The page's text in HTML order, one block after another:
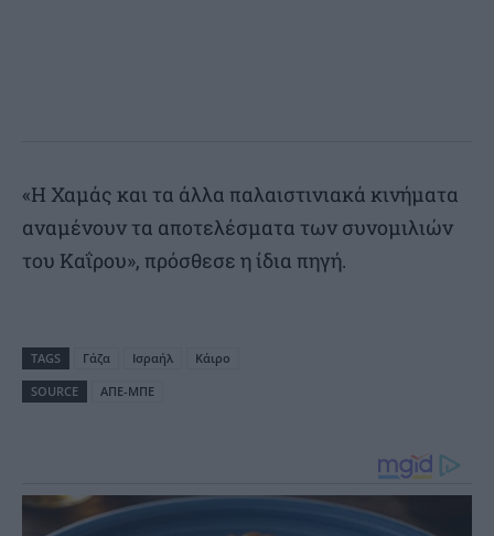
«Η Χαμάς και τα άλλα παλαιστινιακά κινήματα
αναμένουν τα αποτελέσματα των συνομιλιών
του Καΐρου», πρόσθεσε η ίδια πηγή.
TAGS Γάζα Ισραήλ
Κάιρο
SOURCE
ΑΠΕ-ΜΠΕ